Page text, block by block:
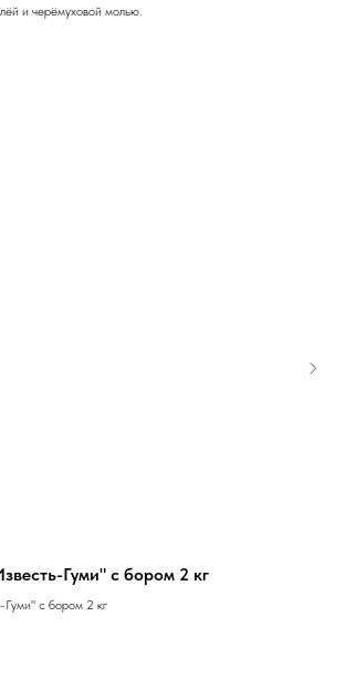
и черёмуховой молью.
Гуми" с бором 2 кг
Гуми" с бором 2 кг